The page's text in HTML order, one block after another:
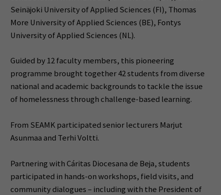
Seinäjoki University of Applied Sciences (FI), Thomas
More University of Applied Sciences (BE), Fontys
University of Applied Sciences (NL).
Guided by 12 faculty members, this pioneering
programme brought together 42 students from diverse
national and academic backgrounds to tackle the issue
of homelessness through challenge-based learning.
From SEAMK participated senior lecturers Marjut
Asunmaa and Terhi Voltti.
Partnering with Cáritas Diocesana de Beja, students
participated in hands-on workshops, field visits, and
community dialogues – including with the President of